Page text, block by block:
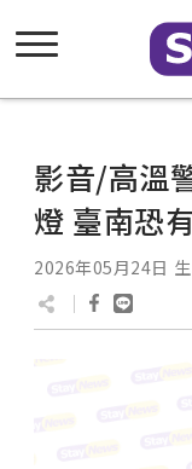
影音/高溫
燈 臺南恐
2026年05月24日